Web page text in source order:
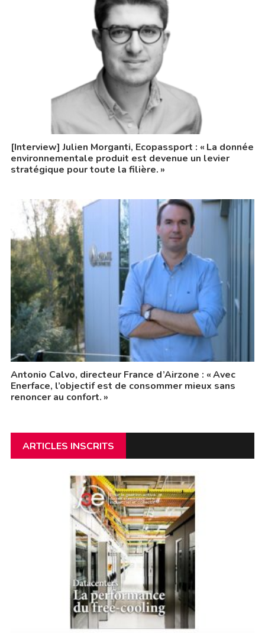
[Interview] Julien Morganti, Ecopassport : « La donnée
environnementale produit est devenue un levier
stratégique pour toute la filière. »
Antonio Calvo, directeur France d’Airzone : « Avec
Enerface, l’objectif est de consommer mieux sans
renoncer au confort. »
ARTICLES INSCRITS